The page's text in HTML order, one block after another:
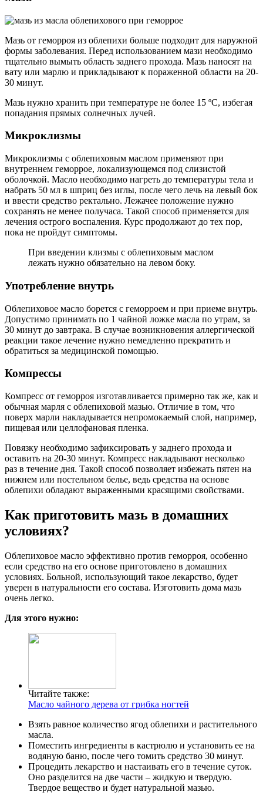
Мазь от геморроя из облепихи больше подходит для наружной
формы заболевания. Перед использованием мази необходимо
тщательно вымыть область заднего прохода. Мазь наносят на
вату или марлю и прикладывают к пораженной области на 20-
30 минут.
Мазь нужно хранить при температуре не более 15 ºC, избегая
попадания прямых солнечных лучей.
Микроклизмы
Микроклизмы с облепиховым маслом применяют при
внутреннем геморрое, локализующемся под слизистой
оболочкой. Масло необходимо нагреть до температуры тела и
набрать 50 мл в шприц без иглы, после чего лечь на левый бок
и ввести средство ректально. Лежачее положение нужно
сохранять не менее получаса. Такой способ применяется для
лечения острого воспаления. Курс продолжают до тех пор,
пока не пройдут симптомы.
При введении клизмы с облепиховым маслом
лежать нужно обязательно на левом боку.
Употребление внутрь
Облепиховое масло борется с геморроем и при приеме внутрь.
Допустимо принимать по 1 чайной ложке масла по утрам, за
30 минут до завтрака. В случае возникновения аллергической
реакции такое лечение нужно немедленно прекратить и
обратиться за медицинской помощью.
Компрессы
Компресс от геморроя изготавливается примерно так же, как и
обычная марля с облепиховой мазью. Отличие в том, что
поверх марли накладывается непромокаемый слой, например,
пищевая или целлофановая пленка.
Повязку необходимо зафиксировать у заднего прохода и
оставить на 20-30 минут. Компресс накладывают несколько
раз в течение дня. Такой способ позволяет избежать пятен на
нижнем или постельном белье, ведь средства на основе
облепихи обладают выраженными красящими свойствами.
Как приготовить мазь в домашних
условиях?
Облепиховое масло эффективно против геморроя, особенно
если средство на его основе приготовлено в домашних
условиях. Больной, использующий такое лекарство, будет
уверен в натуральности его состава. Изготовить дома мазь
очень легко.
Для этого нужно:
Читайте также:
Масло чайного дерева от грибка ногтей
Взять равное количество ягод облепихи и растительного
масла.
Поместить ингредиенты в кастрюлю и установить ее на
водяную баню, после чего томить средство 30 минут.
Процедить лекарство и настаивать его в течение суток.
Оно разделится на две части – жидкую и твердую.
Твердое вещество и будет натуральной мазью.